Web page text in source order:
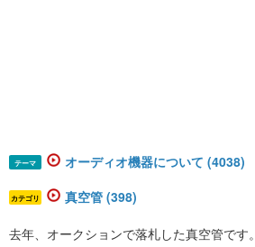
テーマ オーディオ機器について (4038)
カテゴリ 真空管 (398)
去年、オークションで落札した真空管です。